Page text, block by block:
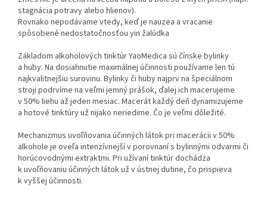
stagnácia potravy alebo hlienov).
Rovnako nepodávame vtedy, keď je nauzea a vracanie
spôsobené nedostatočnosťou yin žalúdka
Základom alkoholových tinktúr YaoMedica sú čínske bylinky
a huby. Na dosiahnutie maximálnej účinnosti používame len tú
najkvalitnejšiu surovinu. Bylinky či huby najprv na špeciálnom
stroji podrvíme na veľmi jemný prášok, ďalej ich macerujeme
v 50% liehu až jeden mesiac. Macerát každý deň dynamizujeme
a hotové tinktúry už nijako neriedime. Čo je veľmi dôležité.
Mechanizmus uvoľňovania účinných látok pri macerácii v 50%
alkohole je oveľa intenzívnejší v porovnaní s bylinnými odvarmi či
horúcovodnými extraktmi. Pri užívaní tinktúr dochádza
k uvoľňovaniu účinných látok už v ústnej dutine, čo prispieva
k vyššej účinnosti.